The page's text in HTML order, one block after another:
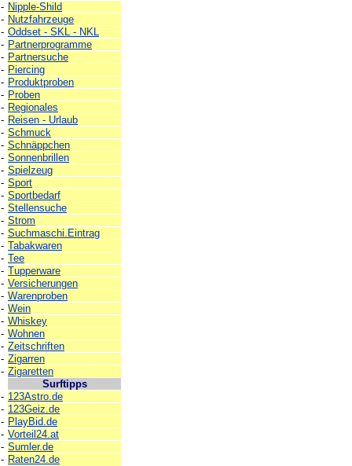
- Nipple-Shild
- Nutzfahrzeuge
- Oddset - SKL - NKL
- Partnerprogramme
- Partnersuche
- Piercing
- Produktproben
- Proben
- Regionales
- Reisen - Urlaub
- Schmuck
- Schnäppchen
- Sonnenbrillen
- Spielzeug
- Sport
- Sportbedarf
- Stellensuche
- Strom
- Suchmaschi.Eintrag
- Tabakwaren
- Tee
- Tupperware
- Versicherungen
- Warenproben
- Wein
- Whiskey
- Wohnen
- Zeitschriften
- Zigarren
- Zigaretten
Surftipps
- 123Astro.de
- 123Geiz.de
- PlayBid.de
- Vorteil24.at
- Sumler.de
- Raten24.de